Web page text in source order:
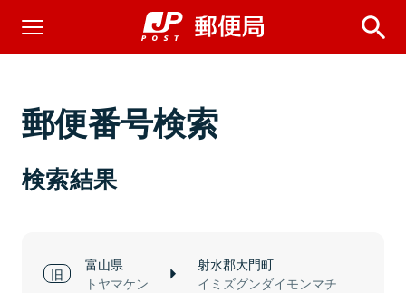
郵便番号検索
検索結果
富山県
トヤマケン
射水郡大門町
イミズグンダイモンマチ